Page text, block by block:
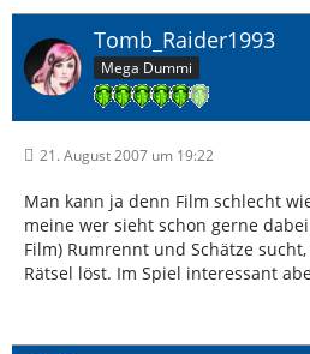
Tomb_Raider1993
Mega Dummi
21. August 2007 um 19:22
Man kann ja denn Film schlecht
meine wer sieht schon gerne
Film) Rumrennt und Schätze
Rätsel löst. Im Spiel interessant